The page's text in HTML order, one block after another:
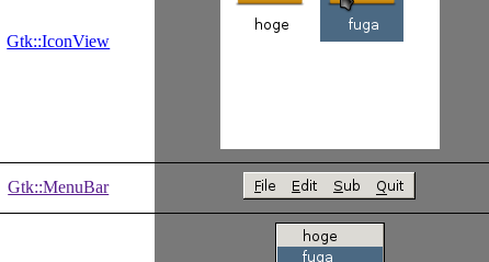
Gtk::IconView
Gtk::MenuBar